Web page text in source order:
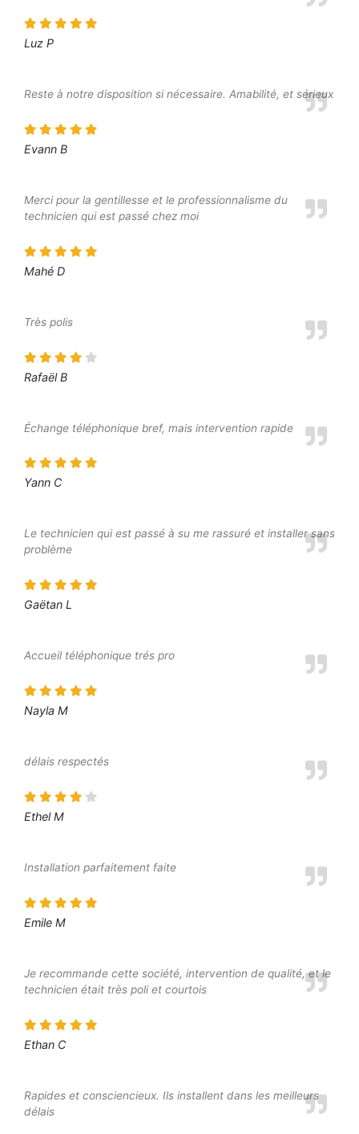
Luz P
Reste à notre disposition si nécessaire. Amabilité, et sérieux
Evann B
Merci pour la gentillesse et le professionnalisme du
technicien qui est passé chez moi
Mahé D
Très polis
Rafaël B
Échange téléphonique bref, mais intervention rapide
Yann C
Le technicien qui est passé à su me rassuré et installer sans
problème
Gaëtan L
Accueil téléphonique trés pro
Nayla M
délais respectés
Ethel M
Installation parfaitement faite
Emile M
Je recommande cette société, intervention de qualité, et le
technicien était très poli et courtois
Ethan C
Rapides et consciencieux. Ils installent dans les meilleurs
délais